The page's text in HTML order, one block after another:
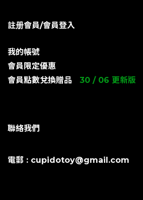
註册會員/會員登入
我的帳號
會員限定優惠
會員點數兌換贈品
30 / 06 更新版
聯絡我們
電郵 : cupidotoy@gmail.com